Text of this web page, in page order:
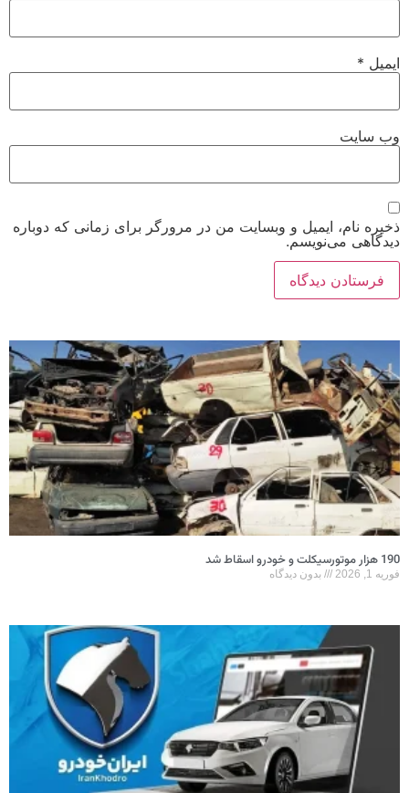
ایمیل*
وب‌ سایت
ذخیره نام، ایمیل و وبسایت من در مرورگر برای زمانی که دوباره
دیدگاهی می‌نویسم.
190 هزار موتورسیکلت و خودرو اسقاط شد
فوریه 1, 2026 بدون دیدگاه